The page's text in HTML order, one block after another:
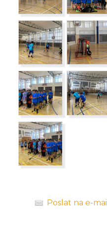
Poslat na e-mail